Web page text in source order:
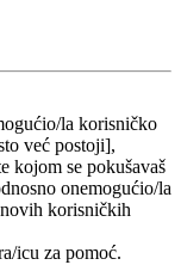
la korisničko
već postoji],
kojom se pokušavaš
onemogućio/la
korisničkih
icu za pomoć.